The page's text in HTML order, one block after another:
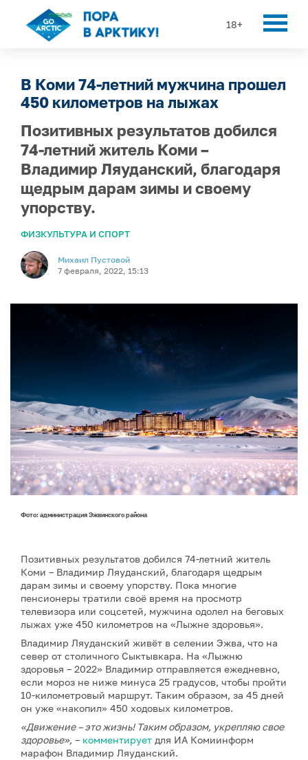
18+
В Коми 74-летний мужчина прошел
450 километров на лыжах
Позитивных результатов добился
74-летний житель Коми –
Владимир Ляуданский, благодаря
щедрым дарам зимы и своему
упорству.
ФИЗКУЛЬТУРА И СПОРТ
Михаил Пустовой
7 февраля, 2022, 15:13
Фото: администрация Эжвинского района
Позитивных результатов добился 74-летний житель
Коми – Владимир Ляуданский, благодаря щедрым
дарам зимы и своему упорству. Пока многие
пенсионеры тратили своё время на просмотр
телевизора или соцсетей, мужчина одолел на беговых
лыжах уже 450 километров на «Лыжне здоровья».
Владимир Ляуданский живёт в селении Эжва, что на
север от столичного Сыктывкара. На «Лыжню
здоровья – 2022» Владимир отправляется ежедневно,
если мороз не ниже минуса 25 градусов, чтобы пройти
10-километровый маршрут. Таким образом, за 45 дней
он уже «накопил» 450 ходовых километров.
«Движение – это жизнь! Таким образом, укрепляю свое
здоровье», – комментирует для ИА Комиинформ
марафон Владимир Ляуданский.